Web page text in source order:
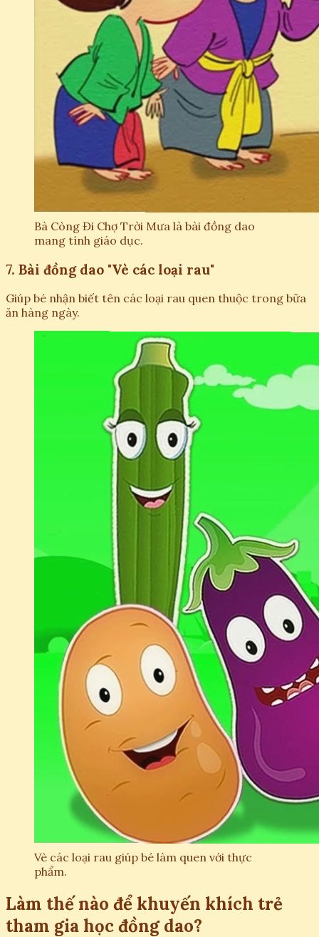
Bà Còng Đi Chợ Trời Mưa là bài đồng dao
mang tính giáo dục.
7. Bài đồng dao "Vè các loại rau"
Giúp bé nhận biết tên các loại rau quen thuộc trong bữa
ăn hàng ngày.
Vè các loại rau giúp bé làm quen với thực
phẩm.
Làm thế nào để khuyến khích trẻ
tham gia học đồng dao?